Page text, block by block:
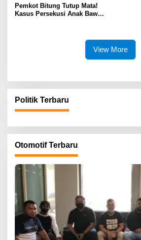
Pemkot Bitung Tutup Mata!
Kasus Persekusi Anak Bawah
View More
Politik Terbaru
Otomotif Terbaru